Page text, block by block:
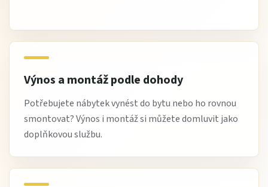
Výnos a montáž podle dohody
Potřebujete nábytek vynést do bytu nebo ho rovnou
smontovat? Výnos i montáž si můžete domluvit jako
doplňkovou službu.